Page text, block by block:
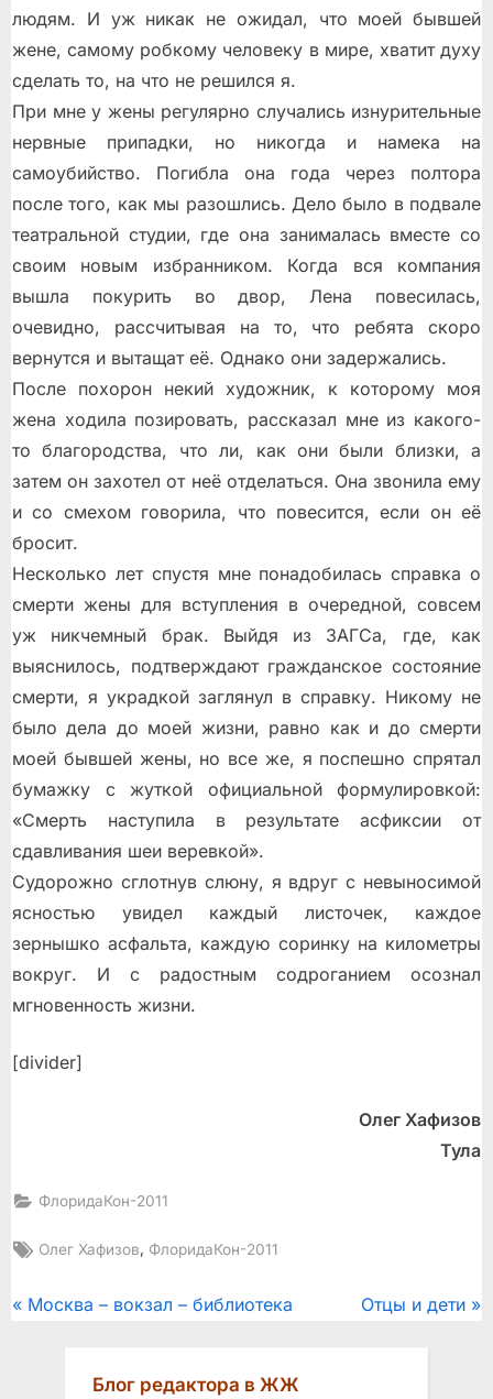
людям. И уж никак не ожидал, что моей бывшей
жене, самому робкому человеку в мире, хватит духу
сделать то, на что не решился я.
При мне у жены регулярно случались изнурительные
нервные припадки, но никогда и намека на
самоубийство. Погибла она года через полтора
после того, как мы разошлись. Дело было в подвале
театральной студии, где она занималась вместе со
своим новым избранником. Когда вся компания
вышла покурить во двор, Лена повесилась,
очевидно, рассчитывая на то, что ребята скоро
вернутся и вытащат её. Однако они задержались.
После похорон некий художник, к которому моя
жена ходила позировать, рассказал мне из какого-
то благородства, что ли, как они были близки, а
затем он захотел от неё отделаться. Она звонила ему
и со смехом говорила, что повесится, если он её
бросит.
Несколько лет спустя мне понадобилась справка о
смерти жены для вступления в очередной, совсем
уж никчемный брак. Выйдя из ЗАГСа, где, как
выяснилось, подтверждают гражданское состояние
смерти, я украдкой заглянул в справку. Никому не
было дела до моей жизни, равно как и до смерти
моей бывшей жены, но все же, я поспешно спрятал
бумажку с жуткой официальной формулировкой:
«Смерть наступила в результате асфиксии от
сдавливания шеи веревкой».
Судорожно сглотнув слюну, я вдруг с невыносимой
ясностью увидел каждый листочек, каждое
зернышко асфальта, каждую соринку на километры
вокруг. И с радостным содроганием осознал
мгновенность жизни.
[divider]
Олег Хафизов
Тула
ФлоридаКон-2011
Tags:
Олег Хафизов, ФлоридаКон-2011
Post
P
Москва – вокзал – библиотека
N
Отцы и дети
Блог редактора в ЖЖ